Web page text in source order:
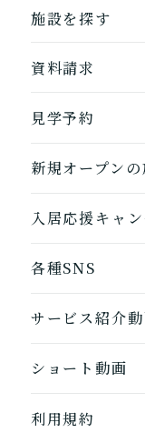
お客様に選
ホームに入居
自宅に来て
施設を探す
地図から探す
自宅から通
資料請求
見学予約
新規オープン
入居応援キャ
各種SNS
サービス紹介
ショート動画
利用規約